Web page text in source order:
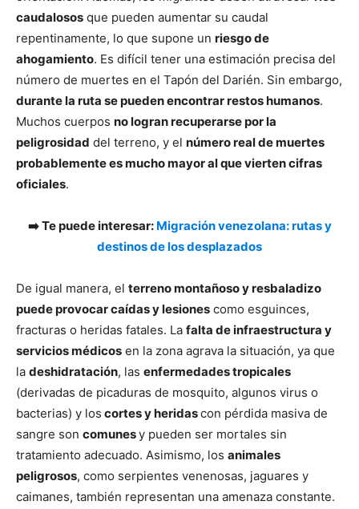
caudalosos que pueden aumentar su caudal
repentinamente, lo que supone un riesgo de
ahogamiento. Es difícil tener una estimación precisa del
número de muertes en el Tapón del Darién. Sin embargo,
durante la ruta se pueden encontrar restos humanos.
Muchos cuerpos no logran recuperarse por la
peligrosidad del terreno, y el número real de muertes
probablemente es mucho mayor al que vierten cifras
oficiales.
➡️ Te puede interesar: Migración venezolana: rutas y
destinos de los desplazados
De igual manera, el terreno montañoso y resbaladizo
puede provocar caídas y lesiones como esguinces,
fracturas o heridas fatales. La falta de infraestructura y
servicios médicos en la zona agrava la situación, ya que
la deshidratación, las enfermedades tropicales
(derivadas de picaduras de mosquito, algunos virus o
bacterias) y los cortes y heridascon pérdida masiva de
sangre son comunesy pueden ser mortales sin
tratamiento adecuado. Asimismo, los animales
peligrosos, como serpientes venenosas, jaguares y
caimanes, también representan una amenaza constante.